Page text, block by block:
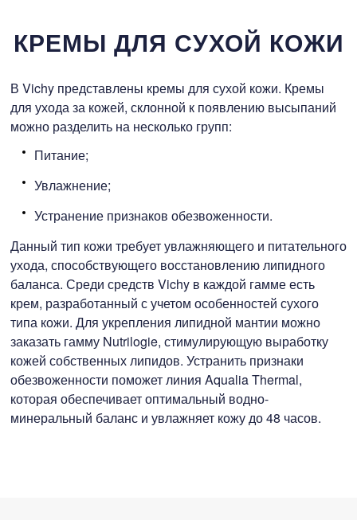
КРЕМЫ ДЛЯ СУХОЙ КОЖИ
В Vichy представлены кремы для сухой кожи. Кремы
для ухода за кожей, склонной к появлению высыпаний
можно разделить на несколько групп:
Питание;
Увлажнение;
Устранение признаков обезвоженности.
Данный тип кожи требует увлажняющего и питательного
ухода, способствующего восстановлению липидного
баланса. Среди средств Vichy в каждой гамме есть
крем, разработанный с учетом особенностей сухого
типа кожи. Для укрепления липидной мантии можно
заказать гамму Nutrilogie, стимулирующую выработку
кожей собственных липидов. Устранить признаки
обезвоженности поможет линия Aqualia Thermal,
которая обеспечивает оптимальный водно-
минеральный баланс и увлажняет кожу до 48 часов.